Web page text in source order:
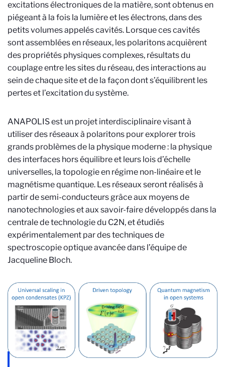
excitations électroniques de la matière, sont obtenus en
piégeant à la fois la lumière et les électrons, dans des
petits volumes appelés cavités. Lorsque ces cavités
sont assemblées en réseaux, les polaritons acquièrent
des propriétés physiques complexes, résultats du
couplage entre les sites du réseau, des interactions au
sein de chaque site et de la façon dont s’équilibrent les
pertes et l’excitation du système.
ANAPOLIS est un projet interdisciplinaire visant à
utiliser des réseaux à polaritons pour explorer trois
grands problèmes de la physique moderne : la physique
des interfaces hors équilibre et leurs lois d’échelle
universelles, la topologie en régime non-linéaire et le
magnétisme quantique. Les réseaux seront réalisés à
partir de semi-conducteurs grâce aux moyens de
nanotechnologies et aux savoir-faire développés dans la
centrale de technologie du C2N, et étudiés
expérimentalement par des techniques de
spectroscopie optique avancée dans l’équipe de
Jacqueline Bloch.